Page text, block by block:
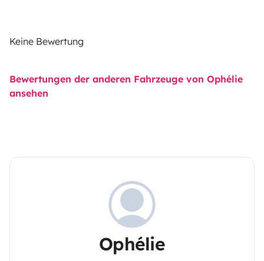
Keine Bewertung
Bewertungen der anderen Fahrzeuge von Ophélie
ansehen
Ophélie